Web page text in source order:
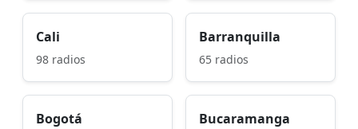
Cali
98 radios
Barranquilla
65 radios
Bogotá Bucaramanga